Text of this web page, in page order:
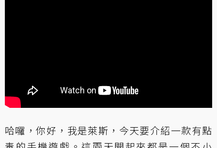
哈囉，你好，我是萊斯，今天要介紹一款有點